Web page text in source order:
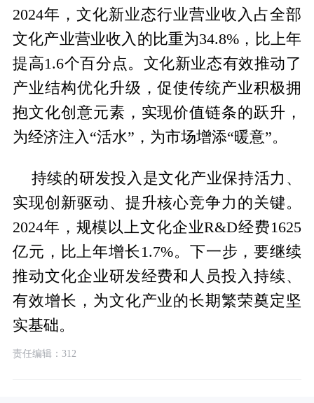
2024年，文化新业态行业营业收入占全部
文化产业营业收入的比重为34.8%，比上年
提高1.6个百分点。文化新业态有效推动了
产业结构优化升级，促使传统产业积极拥
抱文化创意元素，实现价值链条的跃升，
为经济注入“活水”，为市场增添“暖意”。
持续的研发投入是文化产业保持活力、
实现创新驱动、提升核心竞争力的关键。
2024年，规模以上文化企业R&D经费1625
亿元，比上年增长1.7%。下一步，要继续
推动文化企业研发经费和人员投入持续、
有效增长，为文化产业的长期繁荣奠定坚
实基础。
责任编辑：312